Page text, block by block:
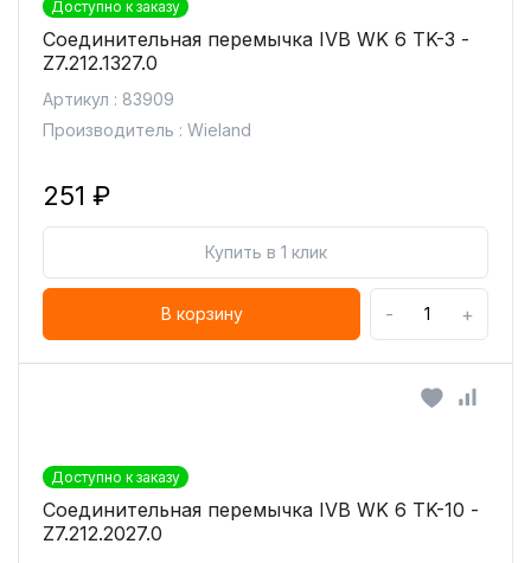
Доступно к заказу
Соединительная перемычка IVB WK 6 TK-3 -
Z7.212.1327.0
Артикул : 83909
Производитель : Wieland
251 ₽
Купить в 1 клик
В корзину - +
Доступно к заказу
Соединительная перемычка IVB WK 6 TK-10 -
Z7.212.2027.0